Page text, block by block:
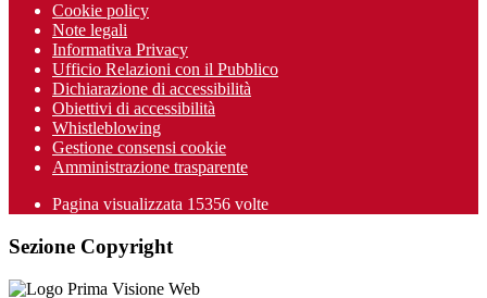
Cookie policy
Note legali
Informativa Privacy
Ufficio Relazioni con il Pubblico
Dichiarazione di accessibilità
Obiettivi di accessibilità
Whistleblowing
Gestione consensi cookie
Amministrazione trasparente
Pagina visualizzata 15356 volte
Sezione Copyright